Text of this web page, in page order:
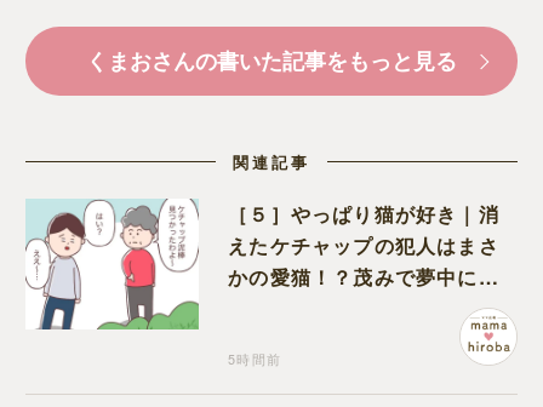
くまおさんの書いた記事をもっと見る
関連記事
［５］やっぱり猫が好き｜消
えたケチャップの犯人はまさ
かの愛猫！？茂みで夢中にな
5時間前